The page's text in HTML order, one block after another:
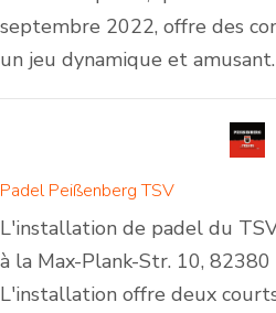
septembre 2022, offre des
un jeu dynamique et
Padel Peißenberg TSV
L'installation de padel du
à la Max-Plank-Str. 10, 82380
L'installation offre deux